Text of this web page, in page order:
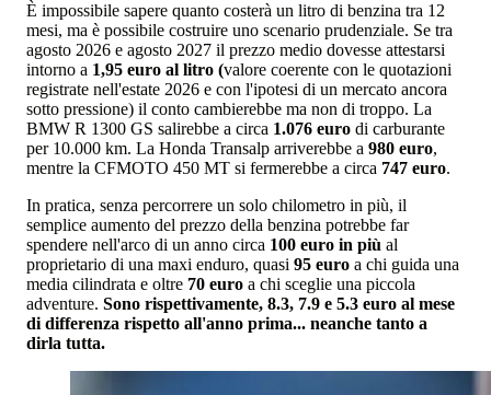
È impossibile sapere quanto costerà un litro di benzina tra 12
mesi, ma è possibile costruire uno scenario prudenziale. Se tra
agosto 2026 e agosto 2027 il prezzo medio dovesse attestarsi
intorno a 1,95 euro al litro (valore coerente con le quotazioni
registrate nell'estate 2026 e con l'ipotesi di un mercato ancora
sotto pressione) il conto cambierebbe ma non di troppo. La
BMW R 1300 GS salirebbe a circa 1.076 euro di carburante
per 10.000 km. La Honda Transalp arriverebbe a 980 euro,
mentre la CFMOTO 450 MT si fermerebbe a circa 747 euro.
In pratica, senza percorrere un solo chilometro in più, il
semplice aumento del prezzo della benzina potrebbe far
spendere nell'arco di un anno circa 100 euro in più al
proprietario di una maxi enduro, quasi 95 euro a chi guida una
media cilindrata e oltre 70 euro a chi sceglie una piccola
adventure. Sono rispettivamente, 8.3, 7.9 e 5.3 euro al mese
di differenza rispetto all'anno prima... neanche tanto a
dirla tutta.